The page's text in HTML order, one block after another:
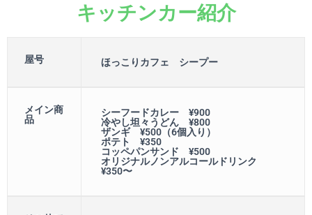
キッチンカー紹介
屋号 ほっこりカフェ シープー
メイン商
品
シーフードカレー ¥900
冷やし坦々うどん ¥800
ザンギ ¥500（6個入り）
ポテト ¥350
コッペパンサンド ¥500
オリジナルノンアルコールドリンク
¥350〜